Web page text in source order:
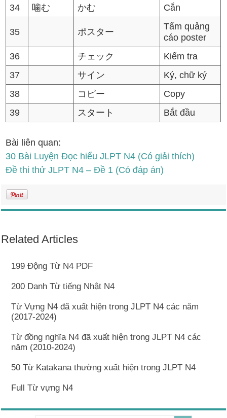
34
噛む かむ Cắn
35 ポスター
Tấm quảng
cáo poster
36
チェック
Kiểm tra
37
サイン
Ký, chữ ký
38
コピー
Copy
39
スタート Bắt đầu
Bài liên quan:
30 Bài Luyện Đọc hiểu JLPT N4 (Có giải thích)
Đề thi thử JLPT N4 – Đề 1 (Có đáp án)
Related Articles
199 Động Từ N4 PDF
200 Danh Từ tiếng Nhật N4
Từ Vựng N4 đã xuất hiện trong JLPT N4 các năm
(2017-2024)
Từ đồng nghĩa N4 đã xuất hiện trong JLPT N4 các
năm (2010-2024)
50 Từ Katakana thường xuất hiện trong JLPT N4
Full Từ vựng N4